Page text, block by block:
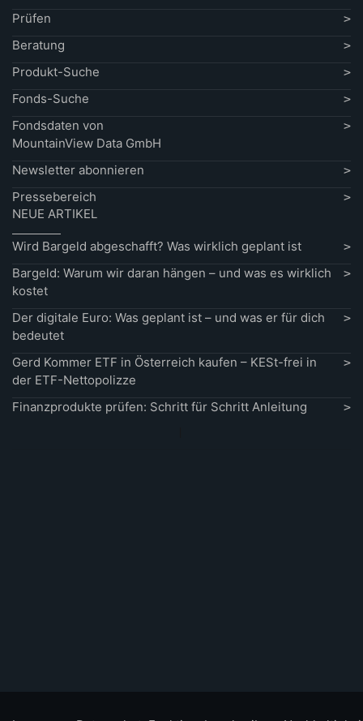
Prüfen
Beratung
Produkt-Suche
Fonds-Suche
Fondsdaten von
MountainView Data GmbH
Newsletter abonnieren
Pressebereich
NEUE ARTIKEL
Wird Bargeld abgeschafft? Was wirklich geplant ist
Bargeld: Warum wir daran hängen – und was es wirklich
kostet
Der digitale Euro: Was geplant ist – und was er für dich
bedeutet
Gerd Kommer ETF in Österreich kaufen – KESt-frei in
der ETF-Nettopolizze
Finanzprodukte prüfen: Schritt für Schritt Anleitung